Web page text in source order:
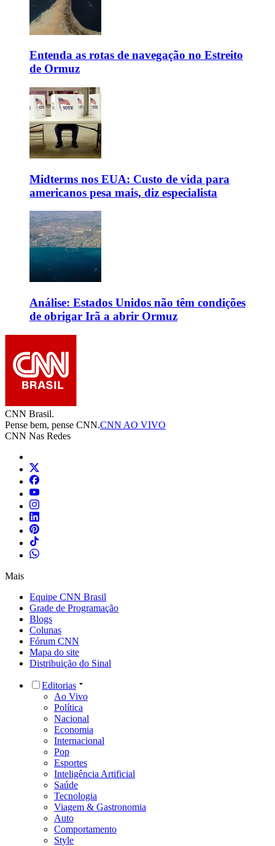
Entenda as rotas de navegação no Estreito
de Ormuz
Midterms nos EUA: Custo de vida para
americanos pesa mais, diz especialista
Análise: Estados Unidos não têm condições
de obrigar Irã a abrir Ormuz
CNN Brasil.
Pense bem, pense CNN.CNN AO VIVO
CNN Nas Redes
Mais
Equipe CNN Brasil
Grade de Programação
Blogs
Colunas
Fórum CNN
Mapa do site
Distribuição do Sinal
Editorias
Ao Vivo
Política
Nacional
Economia
Internacional
Pop
Esportes
Inteligência Artificial
Saúde
Tecnologia
Viagem & Gastronomia
Auto
Comportamento
Style